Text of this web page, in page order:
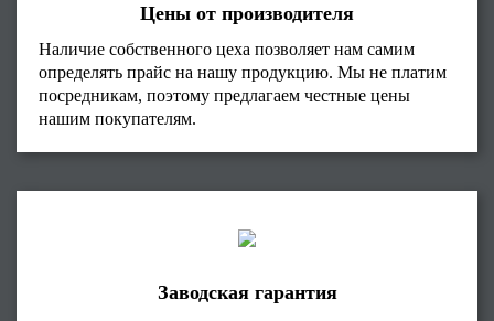
Цены от производителя
Наличие собственного цеха позволяет нам самим
определять прайс на нашу продукцию. Мы не платим
посредникам, поэтому предлагаем честные цены
нашим покупателям.
Заводская гарантия